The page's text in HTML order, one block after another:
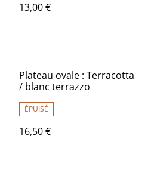
13,00 €
Plateau ovale : Terracotta
/ blanc terrazzo
ÉPUISÉ
16,50 €